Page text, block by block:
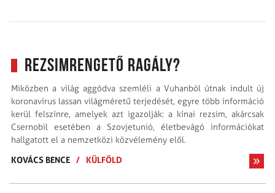
Rezsimrengető ragály?
Miközben a világ aggódva szemléli a Vuhanból útnak indult új
koronavírus lassan világméretű terjedését, egyre több információ
kerül felszínre, amelyek azt igazolják: a kínai rezsim, akárcsak
Csernobil esetében a Szovjetunió, életbevágó információkat
hallgatott el a nemzetközi közvélemény elől.
KOVÁCS BENCE / KÜLFÖLD